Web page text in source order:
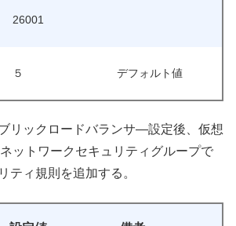
26001
５ デフォルト値
リックロードバランサ―設定後、仮想
ットワークセキュリティグループで
ティ規則を追加する。